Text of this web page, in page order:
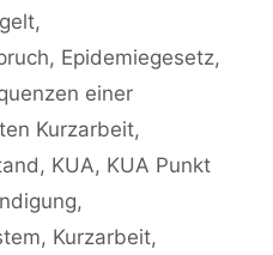
,
, Epidemiegesetz,
einer
Kurzarbeit,
, KUA, KUA Punkt
,
, Kurzarbeit,